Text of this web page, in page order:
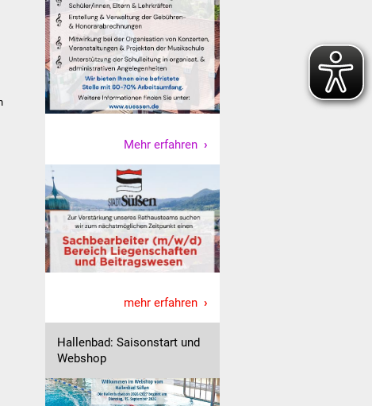
Mehr erfahren
mehr erfahren
Hallenbad: Saisonstart und
Webshop